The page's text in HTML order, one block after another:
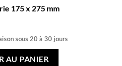
175 x 275 mm
sous 20 à 30 jours
AU PANIER